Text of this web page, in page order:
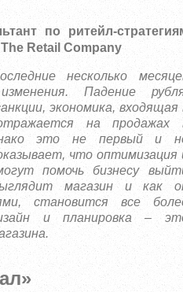
по ритейл-
Retail Company
несколько
Падение
экономика, входящая
на продажах
это не первый и
что оптимизация
помочь бизнесу
магазин и как
становится все
и планировка –